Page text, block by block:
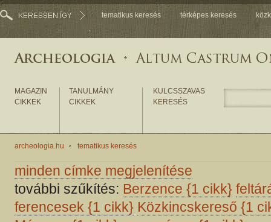
tematikus keresés térképes keresés
MAGAZIN
CIKKEK
TANULMÁNY
CIKKEK
KULCSSZAVAS
KERESÉS
archeologia.hu tematikus keresés
minden címke megjelenítése
további szűkítés: Berzence {1 cikk}
ferencesek {1 cikk} Közkincskereső {1